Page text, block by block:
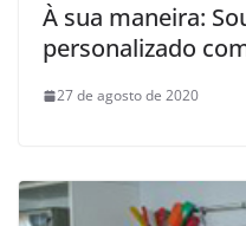
À sua maneira:
personalizado
27 de agosto de 2020